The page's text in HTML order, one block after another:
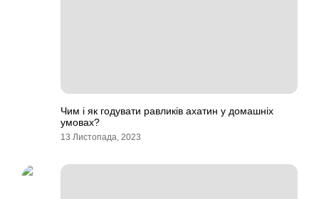
Чим і як годувати равликів ахатин у домашніх
умовах?
13 Листопада, 2023